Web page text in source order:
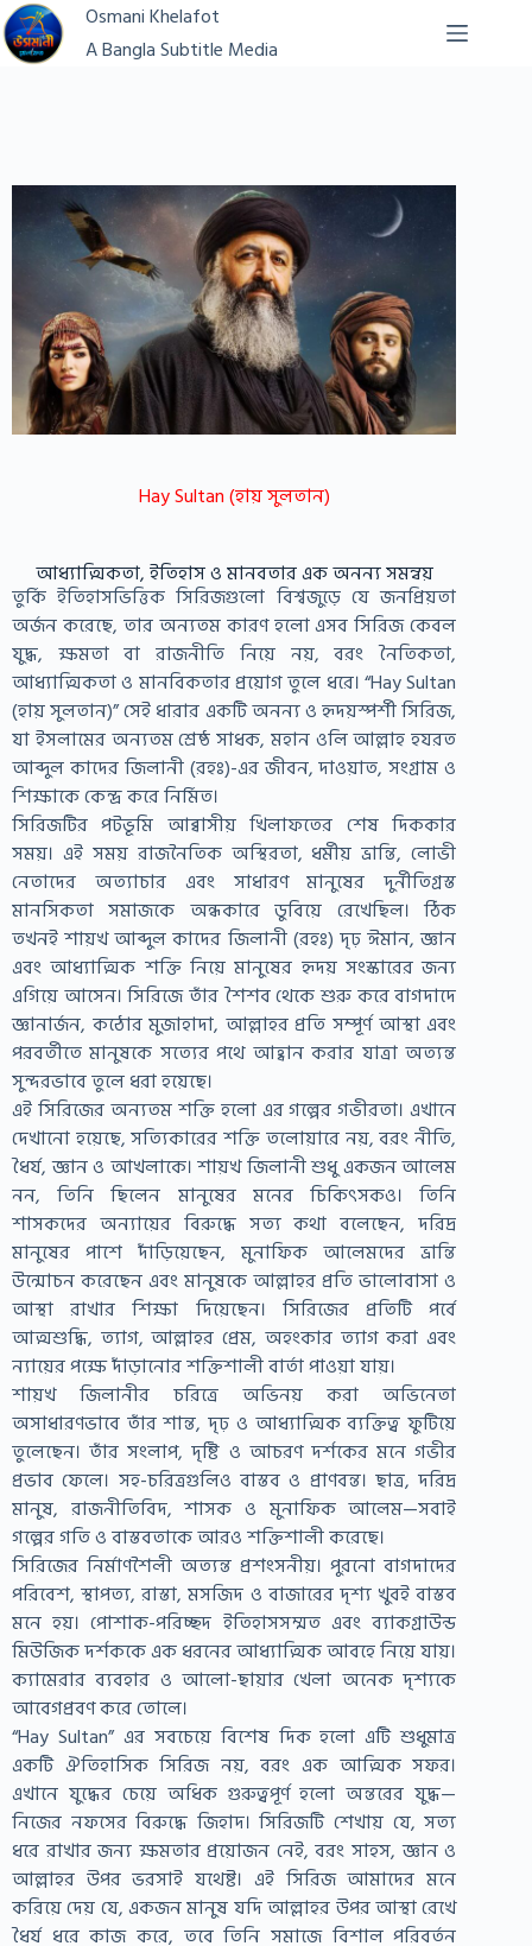
Osmani Khelafot
A Bangla Subtitle Media
Hay Sultan (হায় সুলতান)
আধ্যাত্মিকতা, ইতিহাস ও মানবতার এক অনন্য সমন্বয়
তুর্কি ইতিহাসভিত্তিক সিরিজগুলো বিশ্বজুড়ে যে জনপ্রিয়তা
অর্জন করেছে, তার অন্যতম কারণ হলো এসব সিরিজ কেবল
যুদ্ধ, ক্ষমতা বা রাজনীতি নিয়ে নয়, বরং নৈতিকতা,
আধ্যাত্মিকতা ও মানবিকতার প্রয়োগ তুলে ধরে। “Hay Sultan
(হায় সুলতান)” সেই ধারার একটি অনন্য ও হৃদয়স্পর্শী সিরিজ,
যা ইসলামের অন্যতম শ্রেষ্ঠ সাধক, মহান ওলি আল্লাহ হযরত
আব্দুল কাদের জিলানী (রহঃ)-এর জীবন, দাওয়াত, সংগ্রাম ও
শিক্ষাকে কেন্দ্র করে নির্মিত।
সিরিজটির পটভূমি আব্বাসীয় খিলাফতের শেষ দিককার
সময়। এই সময় রাজনৈতিক অস্থিরতা, ধর্মীয় ভ্রান্তি, লোভী
নেতাদের অত্যাচার এবং সাধারণ মানুষের দুর্নীতিগ্রস্ত
মানসিকতা সমাজকে অন্ধকারে ডুবিয়ে রেখেছিল। ঠিক
তখনই শায়খ আব্দুল কাদের জিলানী (রহঃ) দৃঢ় ঈমান, জ্ঞান
এবং আধ্যাত্মিক শক্তি নিয়ে মানুষের হৃদয় সংস্কারের জন্য
এগিয়ে আসেন। সিরিজে তাঁর শৈশব থেকে শুরু করে বাগদাদে
জ্ঞানার্জন, কঠোর মুজাহাদা, আল্লাহর প্রতি সম্পূর্ণ আস্থা এবং
পরবর্তীতে মানুষকে সত্যের পথে আহ্বান করার যাত্রা অত্যন্ত
সুন্দরভাবে তুলে ধরা হয়েছে।
এই সিরিজের অন্যতম শক্তি হলো এর গল্পের গভীরতা। এখানে
দেখানো হয়েছে, সত্যিকারের শক্তি তলোয়ারে নয়, বরং নীতি,
ধৈর্য, জ্ঞান ও আখলাকে। শায়খ জিলানী শুধু একজন আলেম
নন, তিনি ছিলেন মানুষের মনের চিকিৎসকও। তিনি
শাসকদের অন্যায়ের বিরুদ্ধে সত্য কথা বলেছেন, দরিদ্র
মানুষের পাশে দাঁড়িয়েছেন, মুনাফিক আলেমদের ভ্রান্তি
উন্মোচন করেছেন এবং মানুষকে আল্লাহর প্রতি ভালোবাসা ও
আস্থা রাখার শিক্ষা দিয়েছেন। সিরিজের প্রতিটি পর্বে
আত্মশুদ্ধি, ত্যাগ, আল্লাহর প্রেম, অহংকার ত্যাগ করা এবং
ন্যায়ের পক্ষে দাঁড়ানোর শক্তিশালী বার্তা পাওয়া যায়।
শায়খ জিলানীর চরিত্রে অভিনয় করা অভিনেতা
অসাধারণভাবে তাঁর শান্ত, দৃঢ় ও আধ্যাত্মিক ব্যক্তিত্ব ফুটিয়ে
তুলেছেন। তাঁর সংলাপ, দৃষ্টি ও আচরণ দর্শকের মনে গভীর
প্রভাব ফেলে। সহ-চরিত্রগুলিও বাস্তব ও প্রাণবন্ত। ছাত্র, দরিদ্র
মানুষ, রাজনীতিবিদ, শাসক ও মুনাফিক আলেম—সবাই
গল্পের গতি ও বাস্তবতাকে আরও শক্তিশালী করেছে।
সিরিজের নির্মাণশৈলী অত্যন্ত প্রশংসনীয়। পুরনো বাগদাদের
পরিবেশ, স্থাপত্য, রাস্তা, মসজিদ ও বাজারের দৃশ্য খুবই বাস্তব
মনে হয়। পোশাক-পরিচ্ছদ ইতিহাসসম্মত এবং ব্যাকগ্রাউন্ড
মিউজিক দর্শককে এক ধরনের আধ্যাত্মিক আবহে নিয়ে যায়।
ক্যামেরার ব্যবহার ও আলো-ছায়ার খেলা অনেক দৃশ্যকে
আবেগপ্রবণ করে তোলে।
“Hay Sultan” এর সবচেয়ে বিশেষ দিক হলো এটি শুধুমাত্র
একটি ঐতিহাসিক সিরিজ নয়, বরং এক আত্মিক সফর।
এখানে যুদ্ধের চেয়ে অধিক গুরুত্বপূর্ণ হলো অন্তরের যুদ্ধ—
নিজের নফসের বিরুদ্ধে জিহাদ। সিরিজটি শেখায় যে, সত্য
ধরে রাখার জন্য ক্ষমতার প্রয়োজন নেই, বরং সাহস, জ্ঞান ও
আল্লাহর উপর ভরসাই যথেষ্ট। এই সিরিজ আমাদের মনে
করিয়ে দেয় যে, একজন মানুষ যদি আল্লাহর উপর আস্থা রেখে
ধৈর্য ধরে কাজ করে, তবে তিনি সমাজে বিশাল পরিবর্তন